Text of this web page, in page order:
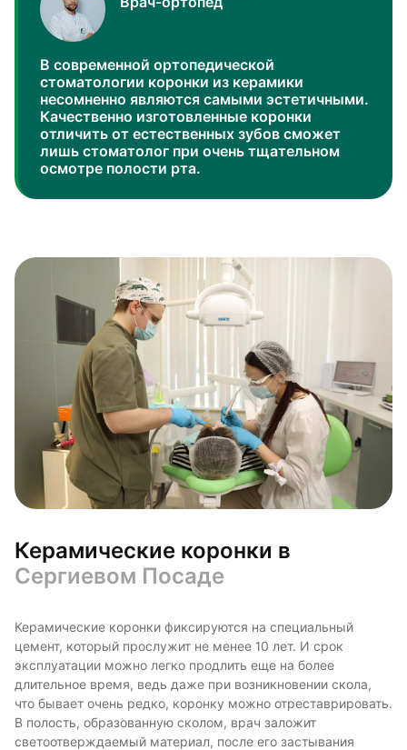
В современной ортопедической
стоматологии коронки из керамики
несомненно являются самыми эстетичными.
Качественно изготовленные коронки
отличить от естественных зубов сможет
лишь стоматолог при очень тщательном
осмотре полости рта.
Керамические коронки в
Сергиевом Посаде
Керамические коронки фиксируются на специальный
цемент, который прослужит не менее 10 лет. И срок
эксплуатации можно легко продлить еще на более
длительное время, ведь даже при возникновении скола,
что бывает очень редко, коронку можно отреставрировать.
В полость, образованную сколом, врач заложит
светоотверждаемый материал, после его застывания